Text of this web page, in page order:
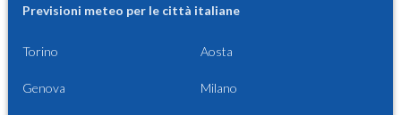
Previsioni meteo per le città italiane
Torino Aosta
Genova Milano